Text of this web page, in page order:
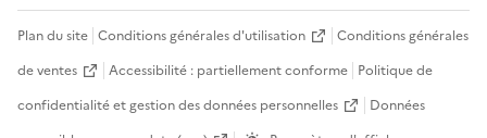
Plan du site Conditions générales d'utilisation
Conditions générales
de ventes
Accessibilité : partiellement conforme Politique de
confidentialité et gestion des données personnelles
Données